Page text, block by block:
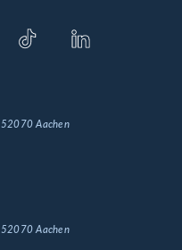
52070 Aachen
52070 Aachen